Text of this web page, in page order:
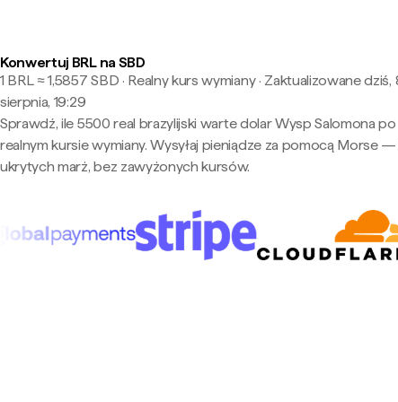
Konwertuj BRL na SBD
1 BRL ≈ 1,5857 SBD · Realny kurs wymiany· Zaktualizowane dziś,
sierpnia, 19:29
Sprawdź, ile 5500 real brazylijski warte dolar Wysp Salomona po
realnym kursie wymiany. Wysyłaj pieniądze za pomocą Morse
ukrytych marż, bez zawyżonych kursów.